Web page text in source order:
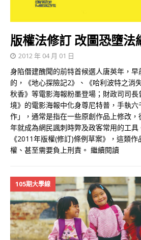
版權法修訂 改圖恐墮法
2012 年 04 月 01 日
身陷僭建醜聞的前特首候選人唐英年，
的，《地心探險記2》、《哈利波特之消
秋香》等電影海報粉墨登場；財政司司
境》的電影海報中化身尊尼特普，手執
作」，通常是指在一些原創作品上修改
年就成為網民諷刺時弊及政客常用的工
《2011年版權(修訂)條例草案》，這類
權、甚至需要負上刑責。 繼續閱讀
105期大學線